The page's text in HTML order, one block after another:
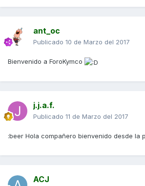
ant_oc
Publicado 10 de Marzo del 2017
Bienvenido a ForoKymco
j.j.a.f.
Publicado 11 de Marzo del 2017
:beer Hola compañero bienvenido desde la
ACJ